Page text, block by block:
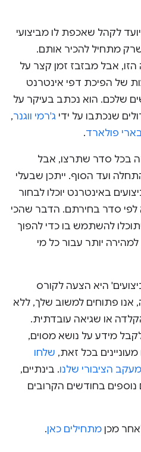
לקהל שאכפת לו מביצועי
מתחיל להכיר אותם.
אבל מבזבז זמן קצר על
של הפיכת דפי אינטרנט
שלכם. הוא נכתב בעיקר על
שנכתבו על ידי ג'רמי ווגנר,
פולארד.
בכל סדר שתרצו, אבל
ועד הסוף. ייתכן שבעלי
באינטרנט יוכלו לבחור
לפי סדר בחירתם. הדבר שהכי
להשתמש בו כדי להפוך
יותר עבור כל מי
היא הצעה לקורס
אנו פתוחים למשוב שלך, ללא
או שגיאה עובדתית.
מידע על נושא מסוים,
בכל זאת, שלחו
הציבורי שלנו. בינתיים,
נוספים בחודשים הקרובים
מכן מתחילים כאן.